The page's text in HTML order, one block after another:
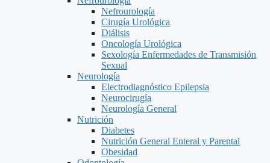
Nefrourología
Cirugía Urológica
Diálisis
Oncología Urológica
Sexología Enfermedades de Transmisión
Sexual
Neurología
Electrodiagnóstico Epilepsia
Neurocirugía
Neurología General
Nutrición
Diabetes
Nutrición General Enteral y Parental
Obesidad